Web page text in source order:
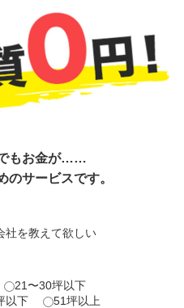
もお金が……
のサービスです。
社を教えて欲しい
21〜30坪以下
以下 51坪以上